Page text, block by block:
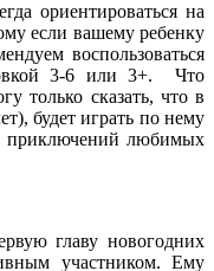
ориентироваться на
если вашему ребенку
воспользоваться
3-6 или 3+. Что
только сказать, что в
будет играть по нему
приключений любимых
главу новогодних
участником. Ему